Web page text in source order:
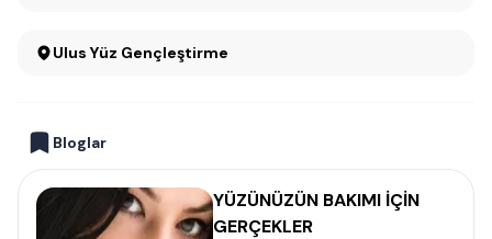
Ulus Yüz Gençleştirme
Bloglar
YÜZÜNÜZÜN BAKIMI İÇİN
GERÇEKLER